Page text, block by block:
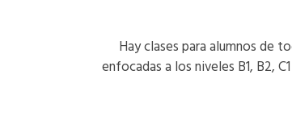
Hay clases para alumnos de
enfocadas a los niveles B1, B2,